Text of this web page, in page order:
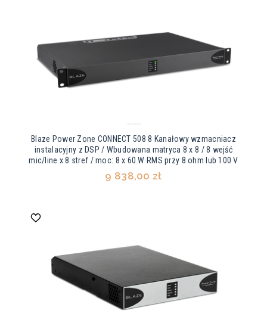
Blaze Power Zone CONNECT 508 8 Kanałowy wzmacniacz
instalacyjny z DSP / Wbudowana matryca 8 x 8 / 8 wejść
mic/line x 8 stref / moc: 8 x 60 W RMS przy 8 ohm lub 100 V
9 838,00 zł